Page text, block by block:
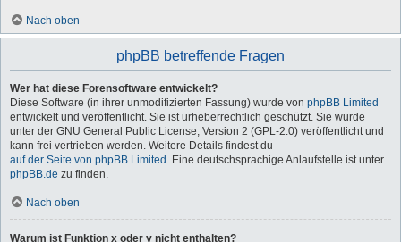
Nach oben
phpBB betreffende Fragen
Wer hat diese Forensoftware entwickelt?
Diese Software (in ihrer unmodifizierten Fassung) wurde von phpBB Limited
entwickelt und veröffentlicht. Sie ist urheberrechtlich geschützt. Sie wurde
unter der GNU General Public License, Version 2 (GPL-2.0) veröffentlicht und
kann frei vertrieben werden. Weitere Details findest du
auf der Seite von phpBB Limited . Eine deutschsprachige Anlaufstelle ist unter
phpBB.de zu finden.
Nach oben
Warum ist Funktion x oder y nicht enthalten?